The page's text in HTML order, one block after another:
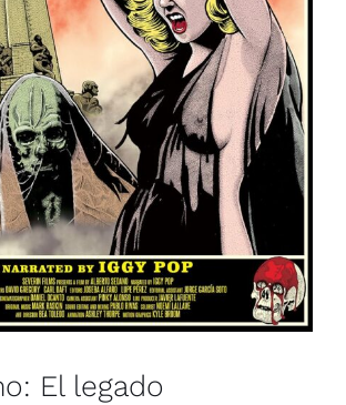
de la categoría ‘S’”
Francia Muestra de Cine Español 2026
El legado